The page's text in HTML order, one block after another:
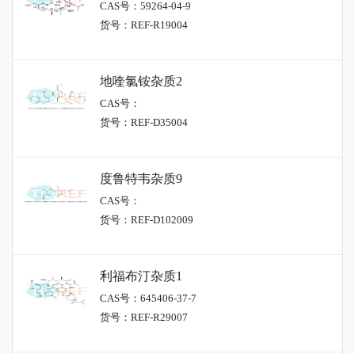
CAS号：59264-04-9
货号：REF-R19004
地喹氯铵杂质2
CAS号：
货号：REF-D35004
度鲁特韦杂质9
CAS号：
货号：REF-D102009
利福布汀杂质1
CAS号：645406-37-7
货号：REF-R29007